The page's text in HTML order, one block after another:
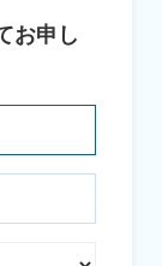
お申し